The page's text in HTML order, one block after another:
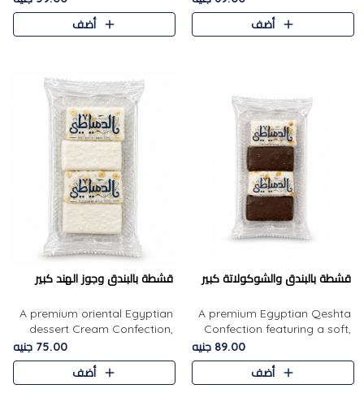
الفول السوداني المحمص، لتجمع
بين حلاوة المشمش الطبيعية..
أضف
اللوز المحمص لتمنح مزيجًا متوازنًا
من النعومة والقرمشة. ..
أضف
قشطة بالبندق والشوكولاتة كبير
A premium Egyptian Qeshta
Confection featuring a soft,
creamy texture paired with a
rich layer of premium
chocolate and the distinctive
89.00 جنيه
أضف
قشطة بالبندق وجوز الهند كبير
A premium oriental Egyptian
dessert Cream Confection,
featuring a soft, creamy
texture and the distinctive
flavor of roasted hazelnuts.
75.00 جنيه
أضف